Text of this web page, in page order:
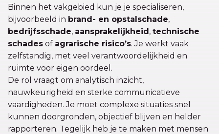
Binnen het vakgebied kun je je specialiseren,
bijvoorbeeld in brand- en opstalschade,
bedrijfsschade, aansprakelijkheid, technische
schades of agrarische risico’s. Je werkt vaak
zelfstandig, met veel verantwoordelijkheid en
ruimte voor eigen oordeel.
De rol vraagt om analytisch inzicht,
nauwkeurigheid en sterke communicatieve
vaardigheden. Je moet complexe situaties snel
kunnen doorgronden, objectief blijven en helder
rapporteren. Tegelijk heb je te maken met mensen